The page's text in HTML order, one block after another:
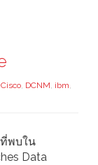
Cisco, DCNM, ibm,
ที่พบใน
Data